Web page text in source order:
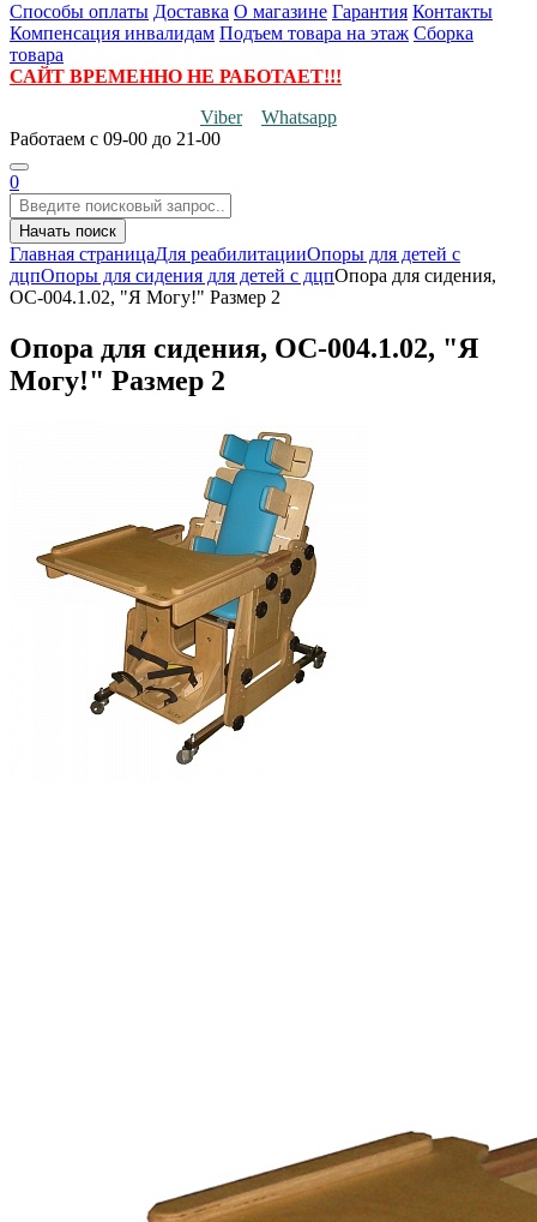
Способы оплаты Доставка О магазине Гарантия Контакты
Компенсация инвалидам Подъем товара на этаж Сборка
товара
САЙТ ВРЕМЕННО НЕ РАБОТАЕТ!!!
Viber
Whatsapp
Работаем с 09-00 до 21-00
0
Начать поиск
Главная страницаДля реабилитацииОпоры для детей с
дцпОпоры для сидения для детей с дцпОпора для сидения,
ОС-004.1.02, "Я Могу!" Размер 2
Опора для сидения, ОС-004.1.02, "Я
Могу!" Размер 2